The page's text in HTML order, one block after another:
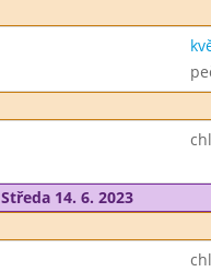
Středa 14. 6. 2023